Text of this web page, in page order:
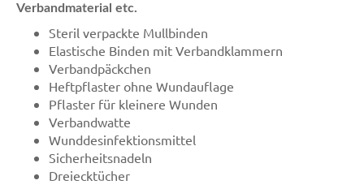
Verbandmaterial etc.
Steril verpackte Mullbinden
Elastische Binden mit Verbandklammern
Verbandpäckchen
Heftpflaster ohne Wundauflage
Pflaster für kleinere Wunden
Verbandwatte
Wunddesinfektionsmittel
Sicherheitsnadeln
Dreiecktücher